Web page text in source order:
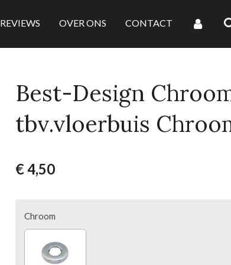
REVIEWS OVER ONS CONTACT
Best-Design
tbv.vloerbuis
€ 4,50
Chroom